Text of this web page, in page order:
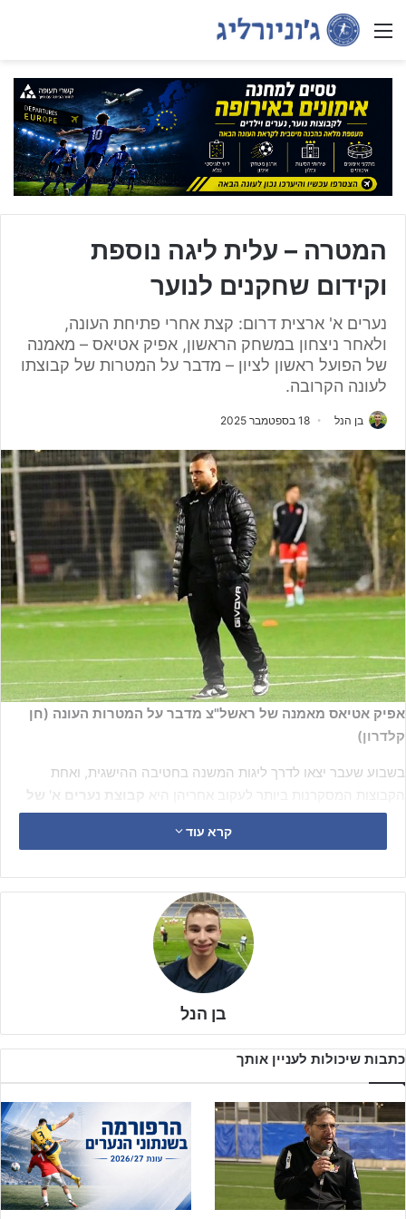
Menu
המטרה – עלית ליגה נוספת
וקידום שחקנים לנוער
נערים א' ארצית דרום: קצת אחרי פתיחת העונה,
ולאחר ניצחון במשחק הראשון, אפיק אטיאס – מאמנה
של הפועל ראשון לציון – מדבר על המטרות של קבוצתו
לעונה הקרובה.
בן הנל 18 בספטמבר 2025
אפיק אטיאס מאמנה של ראשל"צ מדבר על המטרות העונה (חן
קלדרון)
בשבוע שעבר יצאו לדרך ליגות המשנה בחטיבה ההישגית, ואחת
הקבוצות המסקרנות ביותר לעקוב אחריהן היא
קבוצת נערים א' של
הפועל ראשון לציון, אותה מאמןאפיק אטיאס. בעונה שעברה שלטו
הכתומים בליגה באופן ברור, והמספרים העידו על עליונותם. עם זאת,
קרא עוד
בן הנל
כתבות שיכולות לעניין אותך